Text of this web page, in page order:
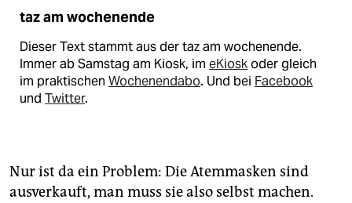
taz am wochenende
Dieser Text stammt aus der taz am wochenende.
Immer ab Samstag am Kiosk, im eKioskoder gleich
im praktischen Wochenendabo. Und bei Facebook
und Twitter.
Nur ist da ein Problem: Die Atemmasken sind
ausverkauft, man muss sie also selbst machen.